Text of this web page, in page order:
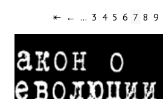
⇤ ← … 3 4 5 6 7 8 9